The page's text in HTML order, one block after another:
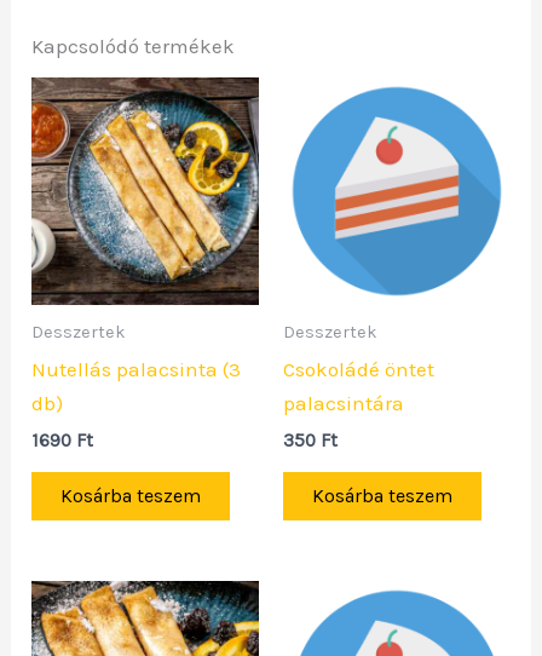
Kapcsolódó termékek
Desszertek
Nutellás palacsinta (3
db)
1690 Ft
Kosárba teszem
Desszertek
Csokoládé öntet
palacsintára
350 Ft
Kosárba teszem